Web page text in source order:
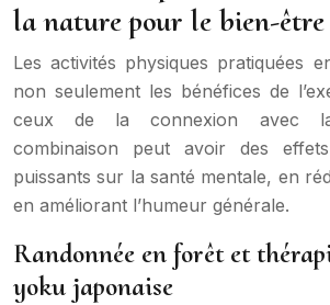
la nature pour le bien-
Les activités physiques pratiquées
non seulement les bénéfices de
ceux de la connexion avec
combinaison peut avoir des
puissants sur la santé mentale, en
en améliorant l’humeur générale.
Randonnée en forêt et
yoku japonaise